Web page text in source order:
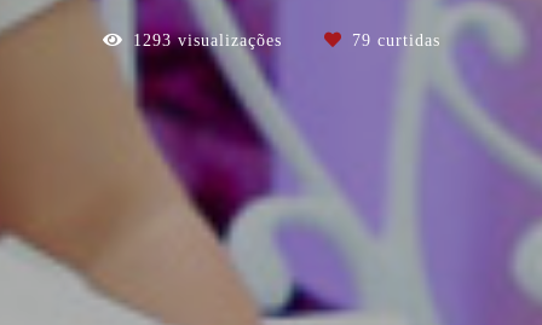
1293visualizações 79 curtidas